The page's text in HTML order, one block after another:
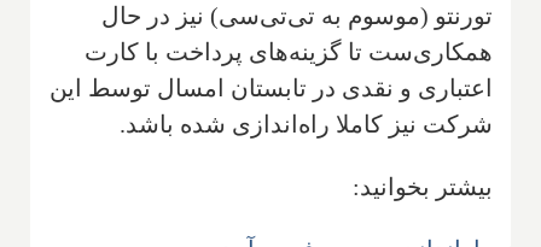
تورنتو (موسوم به تی‌تی‌سی) نیز در حال
همکاری‌ست تا گزینه‌های پرداخت با کارت
اعتباری و نقدی در تابستان امسال توسط این
شرکت نیز کاملا راه‌اندازی شده باشد.
بیشتر بخوانید: